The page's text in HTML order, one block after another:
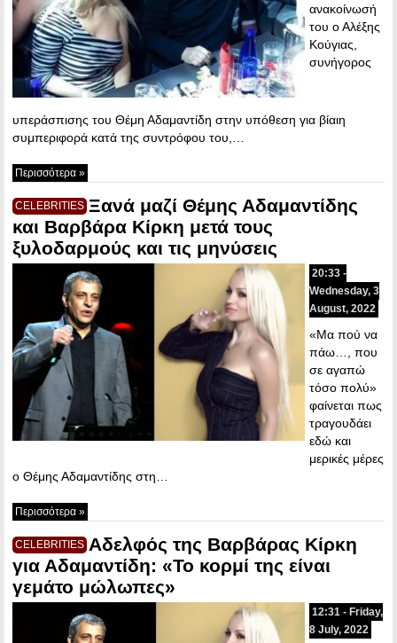
ανακοίνωσή
του ο Αλέξης
Κούγιας,
συνήγορος
υπεράσπισης του Θέμη Αδαμαντίδη στην υπόθεση για βίαιη
συμπεριφορά κατά της συντρόφου του,…
Περισσότερα »
CELEBRITIES Ξανά μαζί Θέμης Αδαμαντίδης
και Βαρβάρα Κίρκη μετά τους
ξυλοδαρμούς και τις μηνύσεις
20:33 -
Wednesday, 3
August, 2022
«Μα πού να
πάω…, που
σε αγαπώ
τόσο πολύ»
φαίνεται πως
τραγουδάει
εδώ και
μερικές μέρες
ο Θέμης Αδαμαντίδης στη…
Περισσότερα »
CELEBRITIES Αδελφός της Βαρβάρας Κίρκη
για Αδαμαντίδη: «Το κορμί της είναι
γεμάτο μώλωπες»
12:31 - Friday,
8 July, 2022